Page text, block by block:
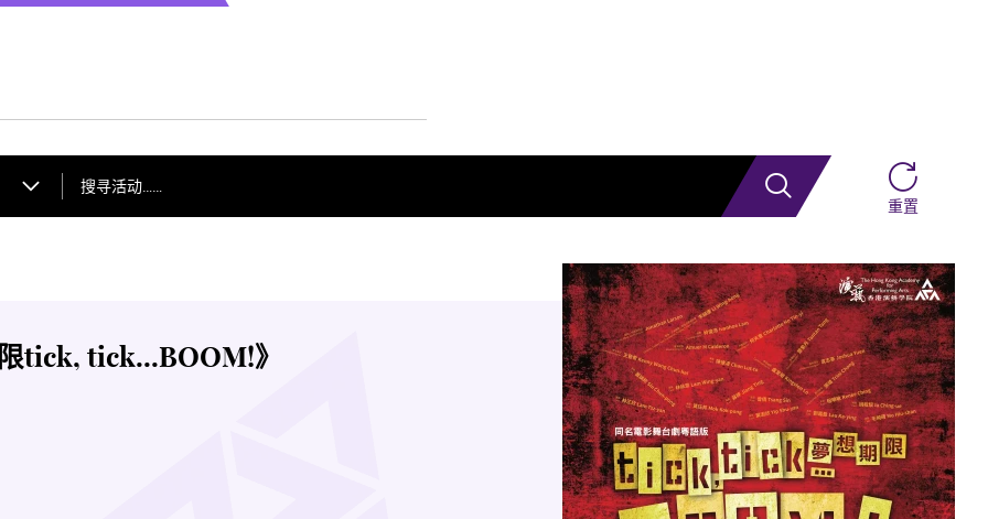
搜寻活动…… 搜索
重置
tick, tick...BOOM!》